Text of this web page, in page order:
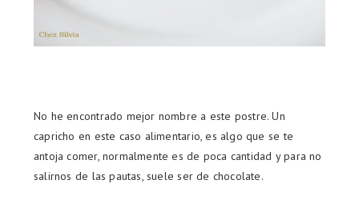
No he encontrado mejor nombre a este postre. Un
capricho en este caso alimentario, es algo que se te
antoja comer, normalmente es de poca cantidad y para no
salirnos de las pautas, suele ser de chocolate.